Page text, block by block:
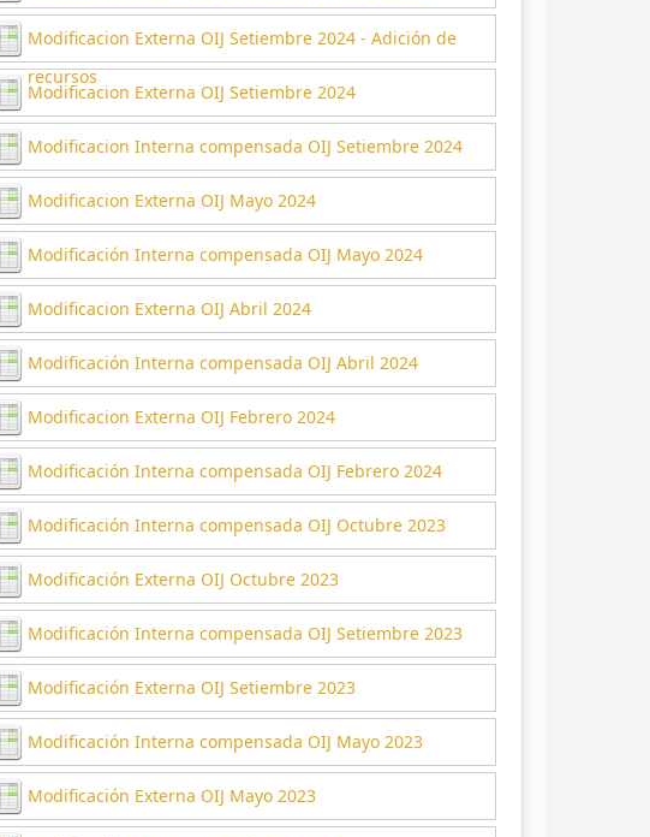
Modificacion Externa OIJ Setiembre 2024 - Adición de
recursos
Modificacion Externa OIJ Setiembre 2024
Modificacion Interna compensada OIJ Setiembre 2024
Modificacion Externa OIJ Mayo 2024
Modificación Interna compensada OIJ Mayo 2024
Modificacion Externa OIJ Abril 2024
Modificación Interna compensada OIJ Abril 2024
Modificacion Externa OIJ Febrero 2024
Modificación Interna compensada OIJ Febrero 2024
Modificación Interna compensada OIJ Octubre 2023
Modificación Externa OIJ Octubre 2023
Modificación Interna compensada OIJ Setiembre 2023
Modificación Externa OIJ Setiembre 2023
Modificación Interna compensada OIJ Mayo 2023
Modificación Externa OIJ Mayo 2023